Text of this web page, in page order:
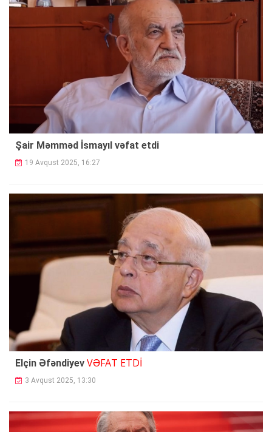
Şair Məmməd İsmayıl vəfat etdi
19 Avqust 2025, 16:27
Elçin Əfəndiyev VƏFAT ETDİ
3 Avqust 2025, 13:30